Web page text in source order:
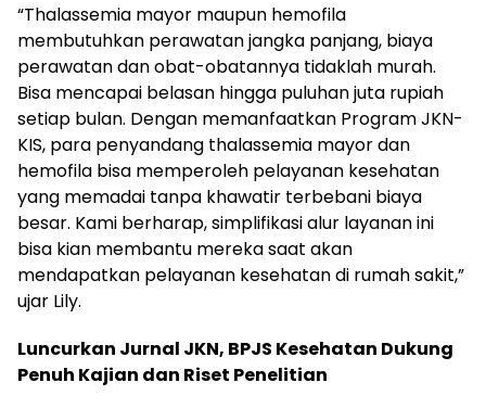
“Thalassemia mayor maupun hemofila
membutuhkan perawatan jangka panjang, biaya
perawatan dan obat-obatannya tidaklah murah.
Bisa mencapai belasan hingga puluhan juta rupiah
setiap bulan. Dengan memanfaatkan Program JKN-
KIS, para penyandang thalassemia mayor dan
hemofila bisa memperoleh pelayanan kesehatan
yang memadai tanpa khawatir terbebani biaya
besar. Kami berharap, simplifikasi alur layanan ini
bisa kian membantu mereka saat akan
mendapatkan pelayanan kesehatan di rumah sakit,”
ujar Lily.
Luncurkan Jurnal JKN, BPJS Kesehatan Dukung
Penuh Kajian dan Riset Penelitian